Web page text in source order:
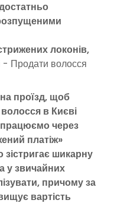
локонів,
- Продати волосся
проїзд, щоб
в Києві
через
платіж»
зістригає шикарну
у звичайних
причому за
вартість